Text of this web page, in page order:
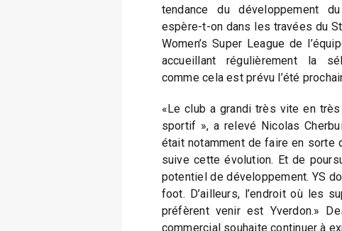
tendance du développement
espère-t-on dans les travées du
Women’s Super League de
accueillant régulièrement la
comme cela est prévu l’été
«Le club a grandi très vite en
sportif », a relevé Nicolas
était notamment de faire en sorte
suive cette évolution. Et de
potentiel de développement. YS
foot. D’ailleurs, l’endroit où les
préfèrent venir est Yverdon.»
commercial souhaite continuer à